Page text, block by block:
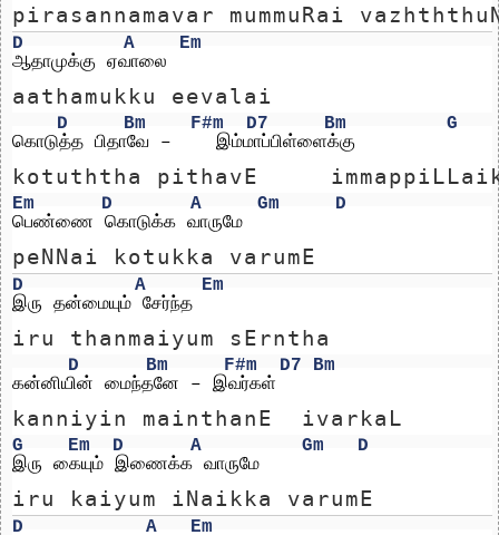
pirasannamavar mummuRai
D A
Em
ஆதாமுக்கு ஏவாலை
aathamukku eevalai
D Bm F#m D7 Bm
G
கொடுத்த பிதாவே –    இம்மாப்பிள்ளைக்கு
kotuththa pithavE
Em D A Gm
D
பெண்ணை கொடுக்க வாருமே
peNNai kotukka varumE
D A
Em
இரு தன்மையும் சேர்ந்த
iru thanmaiyum sErntha
D Bm F#m D7
Bm
கன்னியின் மைந்தனே – இவர்கள்
kanniyin mainthanE  ivarkaL
G Em D A Gm
D
இரு கையும் இணைக்க வாருமே
iru kaiyum iNaikka varumE
D A
Em